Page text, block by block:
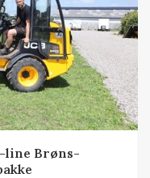
line Brøns-